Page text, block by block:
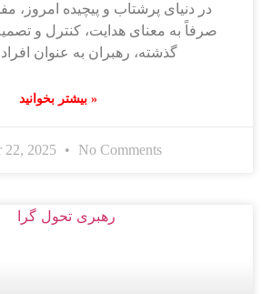
در دنیای پرشتاب و پیچیده امروز،
صرفاً به معنای هدایت، کنترل و
گذشته، رهبران به عنوان
بیشتر بخوانید »
22, 2025 No Comments